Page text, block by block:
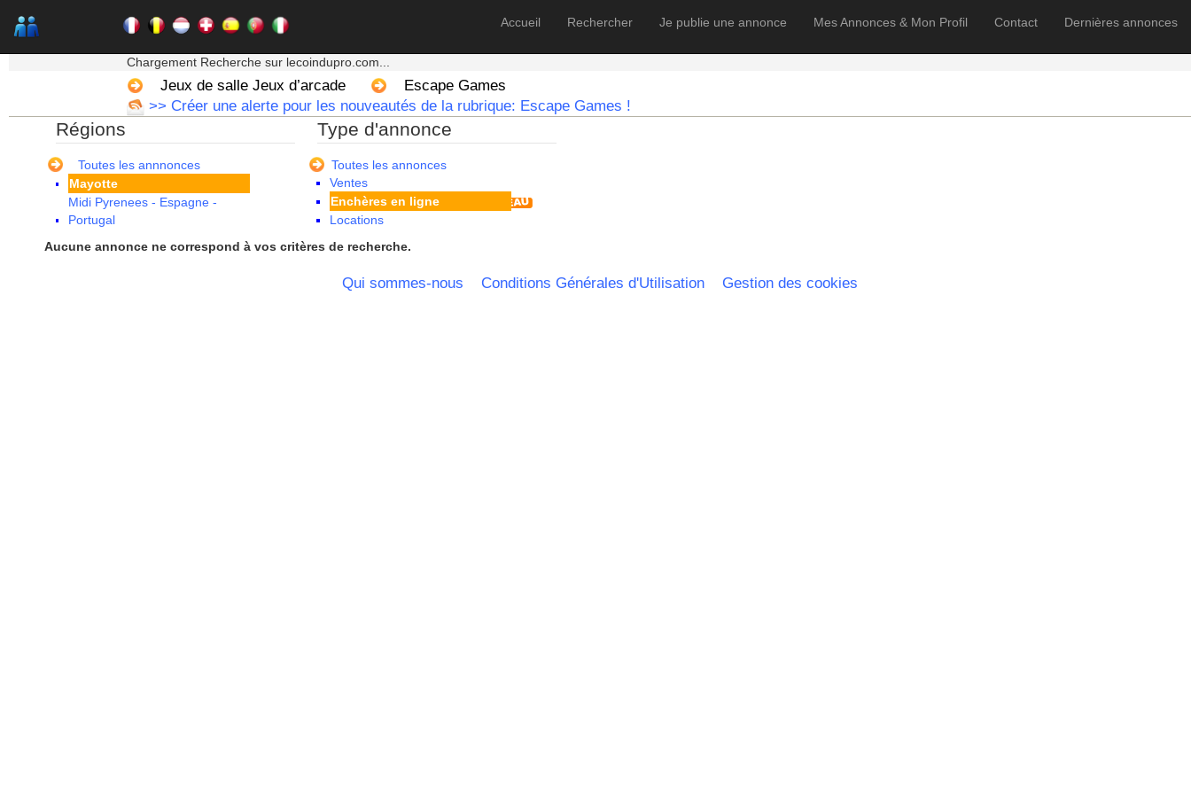
Accueil Rechercher Je publie une annonce Mes Annonces & Mon Profil Contact
Dernières annonces
Chargement Recherche sur lecoindupro.com...
Jeux de salle Jeux d’arcade
Escape Games
>> Créer une alerte pour les nouveautés de la rubrique: Escape Games !
Régions
Toutes les annnonces
Guadeloupe
Haute Normandie
Ile de France
La Réunion
Languedoc Roussillon
Limousin
Lorraine
Martinique
Mayotte
Midi Pyrenees - Espagne -
Portugal
Pays Bas
Type d'annonce
Toutes les annonces
Ventes
Enchères en ligne
Locations
Aucune annonce ne correspond à vos critères de recherche.
Qui sommes-nous Conditions Générales d'Utilisation Gestion des cookies